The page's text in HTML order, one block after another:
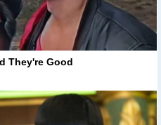
They're Good